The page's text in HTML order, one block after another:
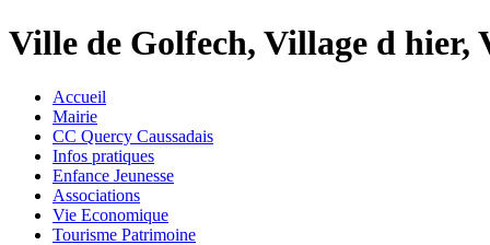
Ville de Golfech, Village d
Accueil
Mairie
CC Quercy Caussadais
Infos pratiques
Enfance Jeunesse
Associations
Vie Economique
Tourisme Patrimoine